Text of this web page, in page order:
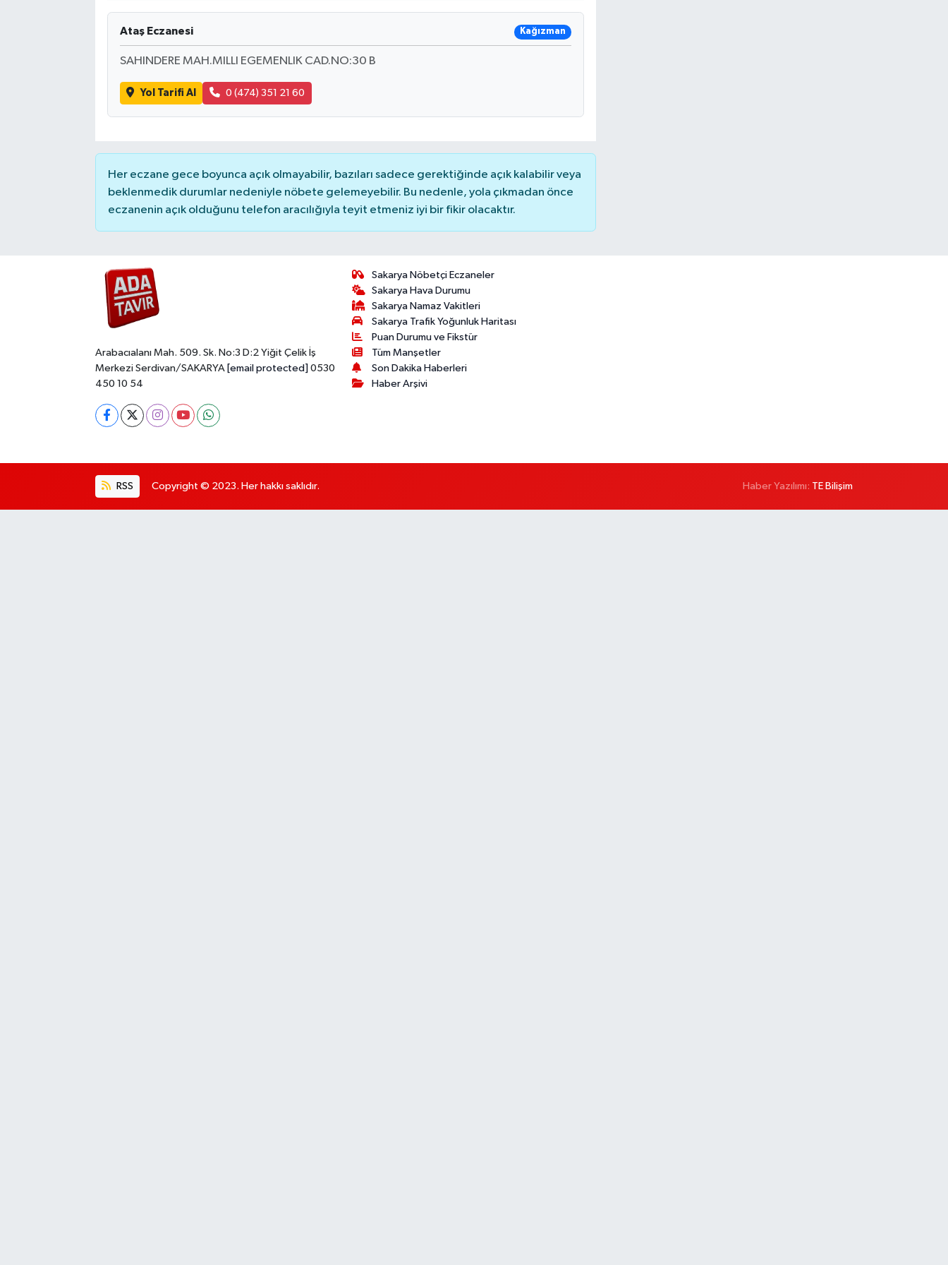
Ataş Eczanesi Kağızman
SAHINDERE MAH.MILLI EGEMENLIK CAD.NO:30 B
Yol Tarifi Al 0 (474) 351 21 60
Her eczane gece boyunca açık olmayabilir, bazıları sadece gerektiğinde açık kalabilir veya
beklenmedik durumlar nedeniyle nöbete gelemeyebilir. Bu nedenle, yola çıkmadan önce
eczanenin açık olduğunu telefon aracılığıyla teyit etmeniz iyi bir fikir olacaktır.
Arabacıalanı Mah. 509. Sk. No:3 D:2 Yiğit Çelik İş
Merkezi Serdivan/SAKARYA [email protected] 0530
450 10 54
Sakarya Nöbetçi Eczaneler
Sakarya Hava Durumu
Sakarya Namaz Vakitleri
Sakarya Trafik Yoğunluk Haritası
Puan Durumu ve Fikstür
Tüm Manşetler
Son Dakika Haberleri
Haber Arşivi
RSS Copyright © 2023. Her hakkı saklıdır. Haber Yazılımı: TE Bilişim